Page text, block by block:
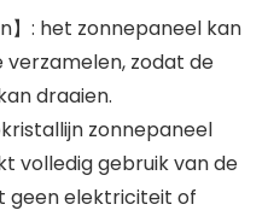
: het zonnepaneel kan
zodat de
draaien.
zonnepaneel
volledig gebruik van de
geen elektriciteit of